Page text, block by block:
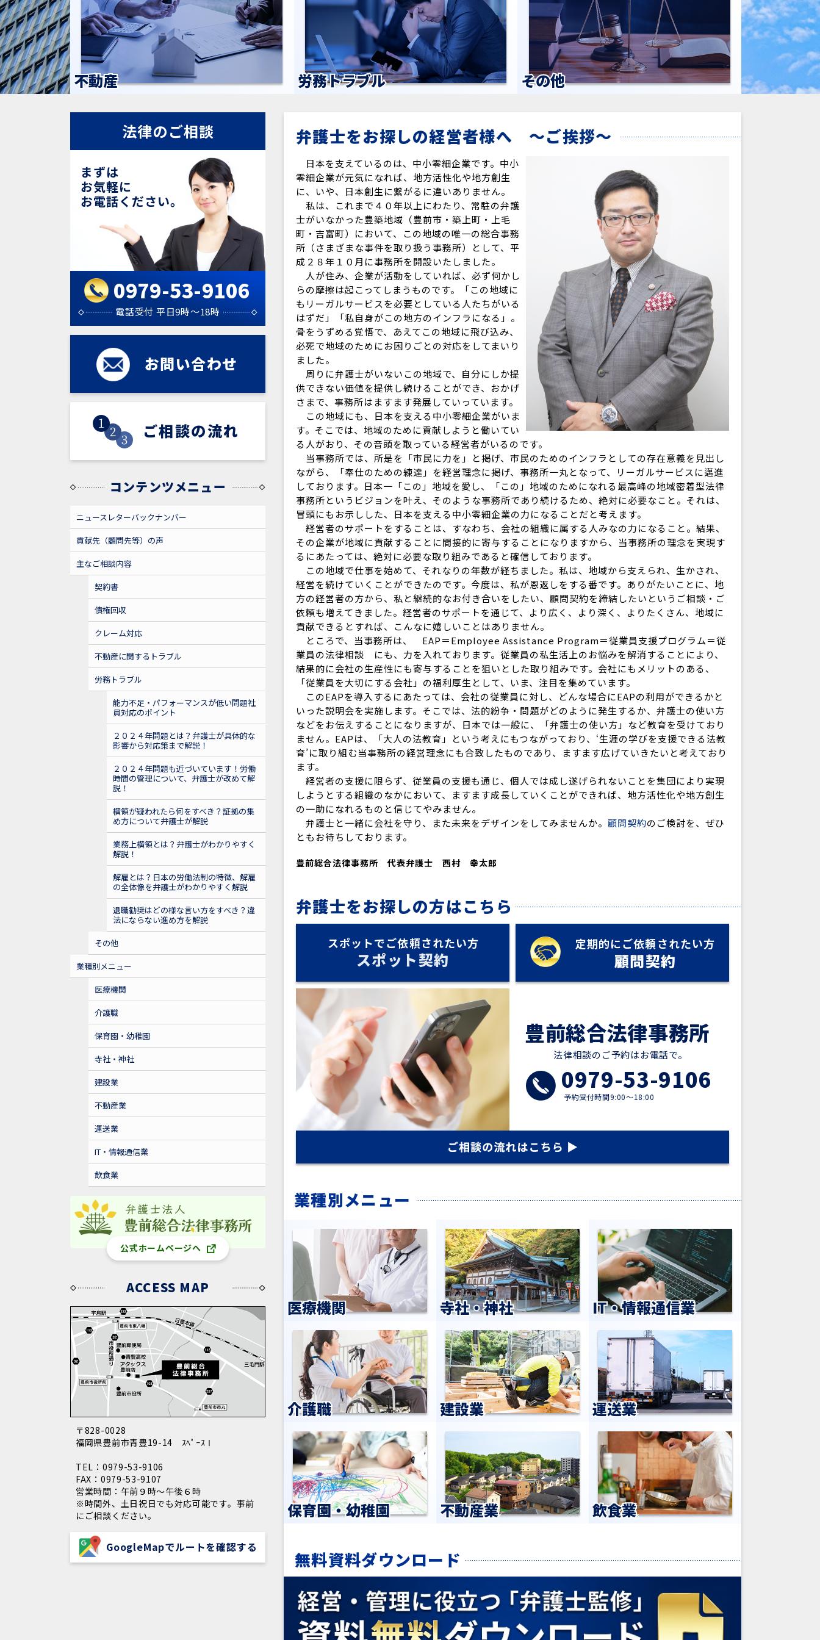
不動産 労務トラブル その他
弁護士をお探しの経営者様へ ～ご挨拶～
日本を支えているのは、中小零細企業です。中小
零細企業が元気になれば、地方活性化や地方創生
に、いや、日本創生に繋がるに違いありません。
私は、これまで４０年以上にわたり、常駐の弁護
士がいなかった豊築地域（豊前市・築上町・上毛
町・吉富町）において、この地域の唯一の総合事務
所（さまざまな事件を取り扱う事務所）として、平
成２８年１０月に事務所を開設いたしました。
人が住み、企業が活動をしていれば、必ず何かし
らの摩擦は起こってしまうものです。「この地域に
もリーガルサービスを必要としている人たちがいる
はずだ」「私自身がこの地方のインフラになる」。
骨をうずめる覚悟で、あえてこの地域に飛び込み、
必死で地域のためにお困りごとの対応をしてまいり
ました。
周りに弁護士がいないこの地域で、自分にしか提
供できない価値を提供し続けることができ、おかげ
さまで、事務所はますます発展していっています。
この地域にも、日本を支える中小零細企業がいま
す。そこでは、地域のために貢献しようと働いてい
る人がおり、その音頭を取っている経営者がいるのです。
当事務所では、所是を「市民に力を」と掲げ、市民のためのインフラとしての存在意義を見出し
ながら、「奉仕のための練達」を経営理念に掲げ、事務所一丸となって、リーガルサービスに邁進
しております。日本一「この」地域を愛し、「この」地域のためになれる最高峰の地域密着型法律
事務所というビジョンを叶え、そのような事務所であり続けるため、絶対に必要なこと。それは、
冒頭にもお示しした、日本を支える中小零細企業の力になることだと考えます。
経営者のサポートをすることは、すなわち、会社の組織に属する人みなの力になること。結果、
その企業が地域に貢献することに間接的に寄与することになりますから、当事務所の理念を実現す
るにあたっては、絶対に必要な取り組みであると確信しております。
この地域で仕事を始めて、それなりの年数が経ちました。私は、地域から支えられ、生かされ、
経営を続けていくことができたのです。今度は、私が恩返しをする番です。ありがたいことに、地
方の経営者の方から、私と継続的なお付き合いをしたい、顧問契約を締結したいというご相談・ご
依頼も増えてきました。経営者のサポートを通じて、より広く、より深く、よりたくさん、地域に
貢献できるとすれば、こんなに嬉しいことはありません。
ところで、当事務所は、 EAP＝Employee Assistance Program＝従業員支援プログラム＝従
業員の法律相談 にも、力を入れております。従業員の私生活上のお悩みを解消することにより、
結果的に会社の生産性にも寄与することを狙いとした取り組みです。会社にもメリットのある、
「従業員を大切にする会社」の福利厚生として、いま、注目を集めています。
このEAPを導入するにあたっては、会社の従業員に対し、どんな場合にEAPの利用ができるかと
いった説明会を実施します。そこでは、法的紛争・問題がどのように発生するか、弁護士の使い方
などをお伝えすることになりますが、日本では一般に、「弁護士の使い方」など教育を受けており
ません。EAPは、「大人の法教育」という考えにもつながっており、‘生涯の学びを支援できる法教
育’に取り組む当事務所の経営理念にも合致したものであり、ますます広げていきたいと考えており
ます。
経営者の支援に限らず、従業員の支援も通じ、個人では成し遂げられないことを集団により実現
しようとする組織のなかにおいて、ますます成長していくことができれば、地方活性化や地方創生
の一助になれるものと信じてやみません。
弁護士と一緒に会社を守り、また未来をデザインをしてみませんか。 顧問契約のご検討を、ぜひ
ともお待ちしております。
豊前総合法律事務所 代表弁護士 西村 幸太郎
弁護士をお探しの方はこちら
スポットでご依頼されたい方
スポット契約
定期的にご依頼されたい方
顧問契約
豊前総合法律事務所
法律相談のご予約はお電話で。
0979-53-9106
予約受付時間9:00～18:00
業種別メニュー
医療機関 寺社・神社 IT・情報通信業
介護職 建設業 運送業
保育園・幼稚園 不動産業 飲食業
無料資料ダウンロード
法律のご相談
まずは
お気軽に
お電話ください。
0979-53-9106
電話受付 平日9時～18時
お問い合わせ
お問い合わせ
ご相談の流れ
ご相談の流れ
コンテンツメニュー
ニュースレターバックナンバー
貢献先（顧問先等）の声
主なご相談内容
契約書
債権回収
クレーム対応
不動産に関するトラブル
労務トラブル
能力不足・パフォーマンスが低い問題社
員対応のポイント
２０２４年問題とは？弁護士が具体的な
影響から対応策まで解説！
２０２４年問題も近づいています！労働
時間の管理について、弁護士が改めて解
説！
横領が疑われたら何をすべき？証拠の集
め方について弁護士が解説
業務上横領とは？弁護士がわかりやすく
解説！
解雇とは？日本の労働法制の特徴、解雇
の全体像を弁護士がわかりやすく解説
退職勧奨はどの様な言い方をすべき？違
法にならない進め方を解説
その他
業種別メニュー
医療機関
介護職
保育園・幼稚園
寺社・神社
建設業
不動産業
運送業
IT・情報通信業
飲食業
公式ホームページへ
ACCESS MAP
〒828-0028
福岡県豊前市青豊19-14 ｽﾍﾟｰｽⅠ
TEL：0979-53-9106
FAX：0979-53-9107
営業時間：午前９時～午後６時
※時間外、土日祝日でも対応可能です。事前
にご相談ください。
GoogleMapでルートを確認する